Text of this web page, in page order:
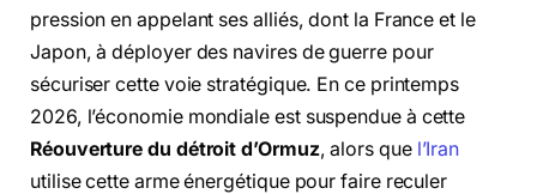
pression en appelant ses alliés, dont la France et le
Japon, à déployer des navires de guerre pour
sécuriser cette voie stratégique. En ce printemps
2026, l’économie mondiale est suspendue à cette
Réouverture du détroit d’Ormuz, alors que l’Iran
utilise cette arme énergétique pour faire reculer